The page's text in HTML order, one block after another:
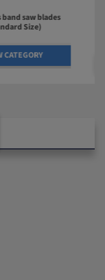
Bandsaw Blade
ab 4,91 €
GO TO PRODUCT